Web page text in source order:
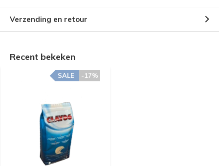
Verzending en retour
Recent bekeken
-17%
SALE